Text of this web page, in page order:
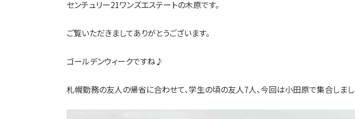
センチュリー21ワンズエステートの木原です。
ご覧いただきましてありがとうございます。
ゴールデンウィークですね♪
札幌勤務の友人の帰省に合わせて、学生の頃の友人7人、今回は小田原で集合しまし